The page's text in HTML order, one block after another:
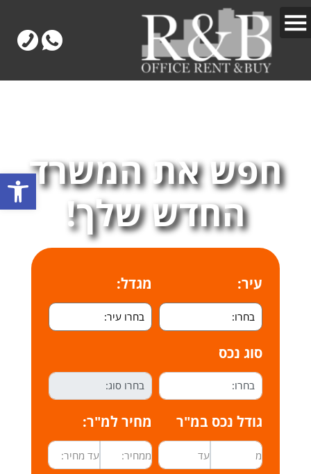
חפש את המשרד
החדש שלך!
עיר: מגדל:
סוג נכס
גודל נכס במ"ר מחיר למ"ר: